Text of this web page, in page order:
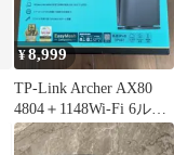
¥8,999
TP-Link Archer AX80
4804＋1148Wi-Fi 6ルー
ター